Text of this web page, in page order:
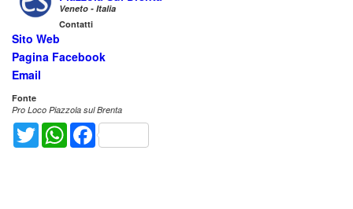
Veneto - Italia
Contatti
Sito Web
Pagina Facebook
Email
Fonte
Pro Loco Piazzola sul Brenta
Twitter WhatsAppFacebook